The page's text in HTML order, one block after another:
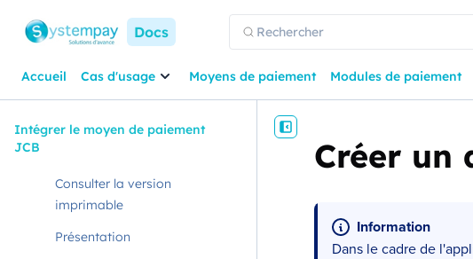
Docs
Accueil Cas d'usage Moyens de paiement Modules de paiement
Intégrer le moyen de paiement
JCB
Consulter la version
imprimable
Présentation
Créer un
Information
Dans le cadre de